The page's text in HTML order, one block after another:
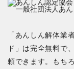
「あんしん解体業
ド」は完全無料で
頼できます。もち